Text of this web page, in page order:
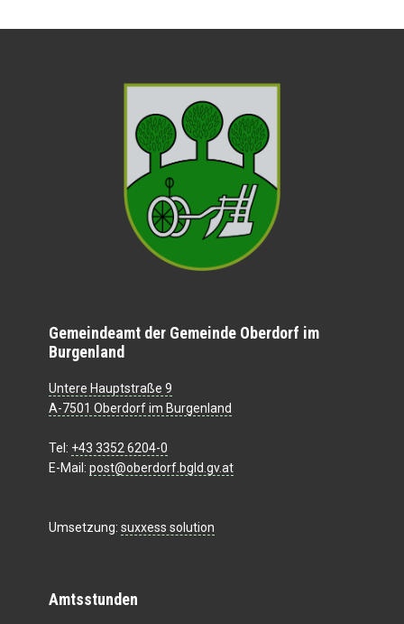
Gemeindeamt der Gemeinde Oberdorf im
Burgenland
Untere Hauptstraße 9
A-7501 Oberdorf im Burgenland
Tel: +43 3352 6204-0
E-Mail: post@oberdorf.bgld.gv.at
Umsetzung: suxxess solution
Amtsstunden